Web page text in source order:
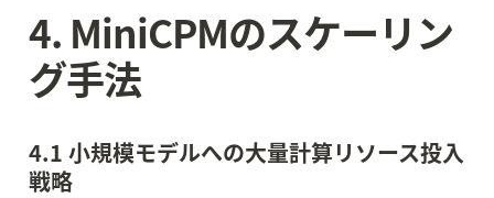
4. MiniCPMのスケーリン
グ手法
4.1 小規模モデルへの大量計算リソース投入
戦略